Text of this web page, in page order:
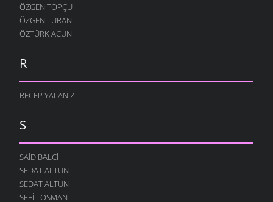
ÖZGEN TOPÇU
ÖZGEN TURAN
ÖZTÜRK ACUN
R
RECEP YALANIZ
S
SAID BALCI
SEDAT ALTUN
SEDAT ALTUN
SEFIL OSMAN